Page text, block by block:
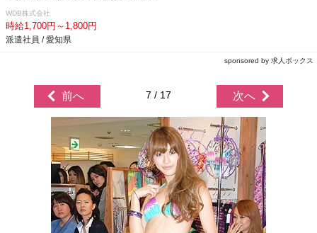
WDB株式会社
時給1,700円～1,800円
派遣社員 / 愛知県
sponsored by 求人ボックス
前へ 7 / 17 次へ